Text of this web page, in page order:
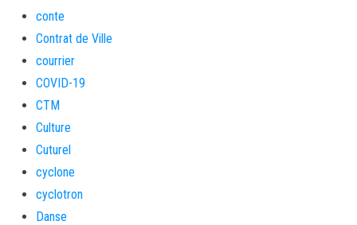
conte
Contrat de Ville
courrier
COVID-19
CTM
Culture
Cuturel
cyclone
cyclotron
Danse